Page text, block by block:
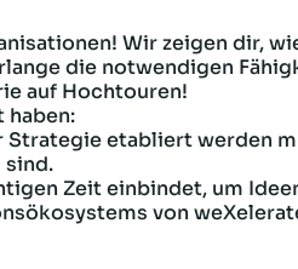
Wir zeigen dir,
die notwendigen
auf Hochtouren!
haben:
Strategie etabliert werden
sind.
Zeit einbindet, um
von